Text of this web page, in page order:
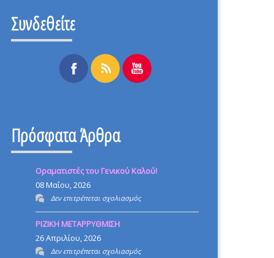
Συνδεθείτε
Πρόσφατα Άρθρα
Οραματιστές του Γενικού Καλού!
08 Μαΐου, 2026
Δεν επιτρέπεται σχολιασμόςστο
Οραματιστές
ΡΙΖΙΚΗ ΜΕΤΑΡΡΥΘΜΙΣΗ
26 Απριλίου, 2026
Δεν επιτρέπεται σχολιασμόςστο